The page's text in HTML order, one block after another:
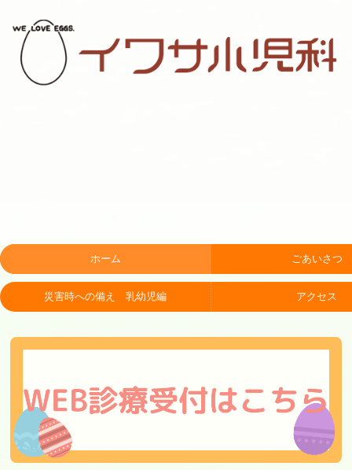
ホーム ごあいさつ
災害時への備え 乳幼児編 アクセス